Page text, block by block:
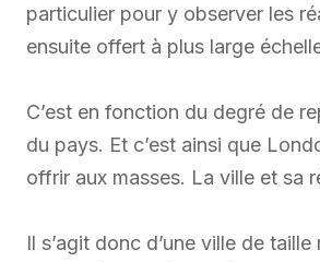
particulier pour y observer les
ensuite offert à plus large
C’est en fonction du degré de
du pays. Et c’est ainsi que
offrir aux masses. La ville et sa
Il s’agit donc d’une ville de